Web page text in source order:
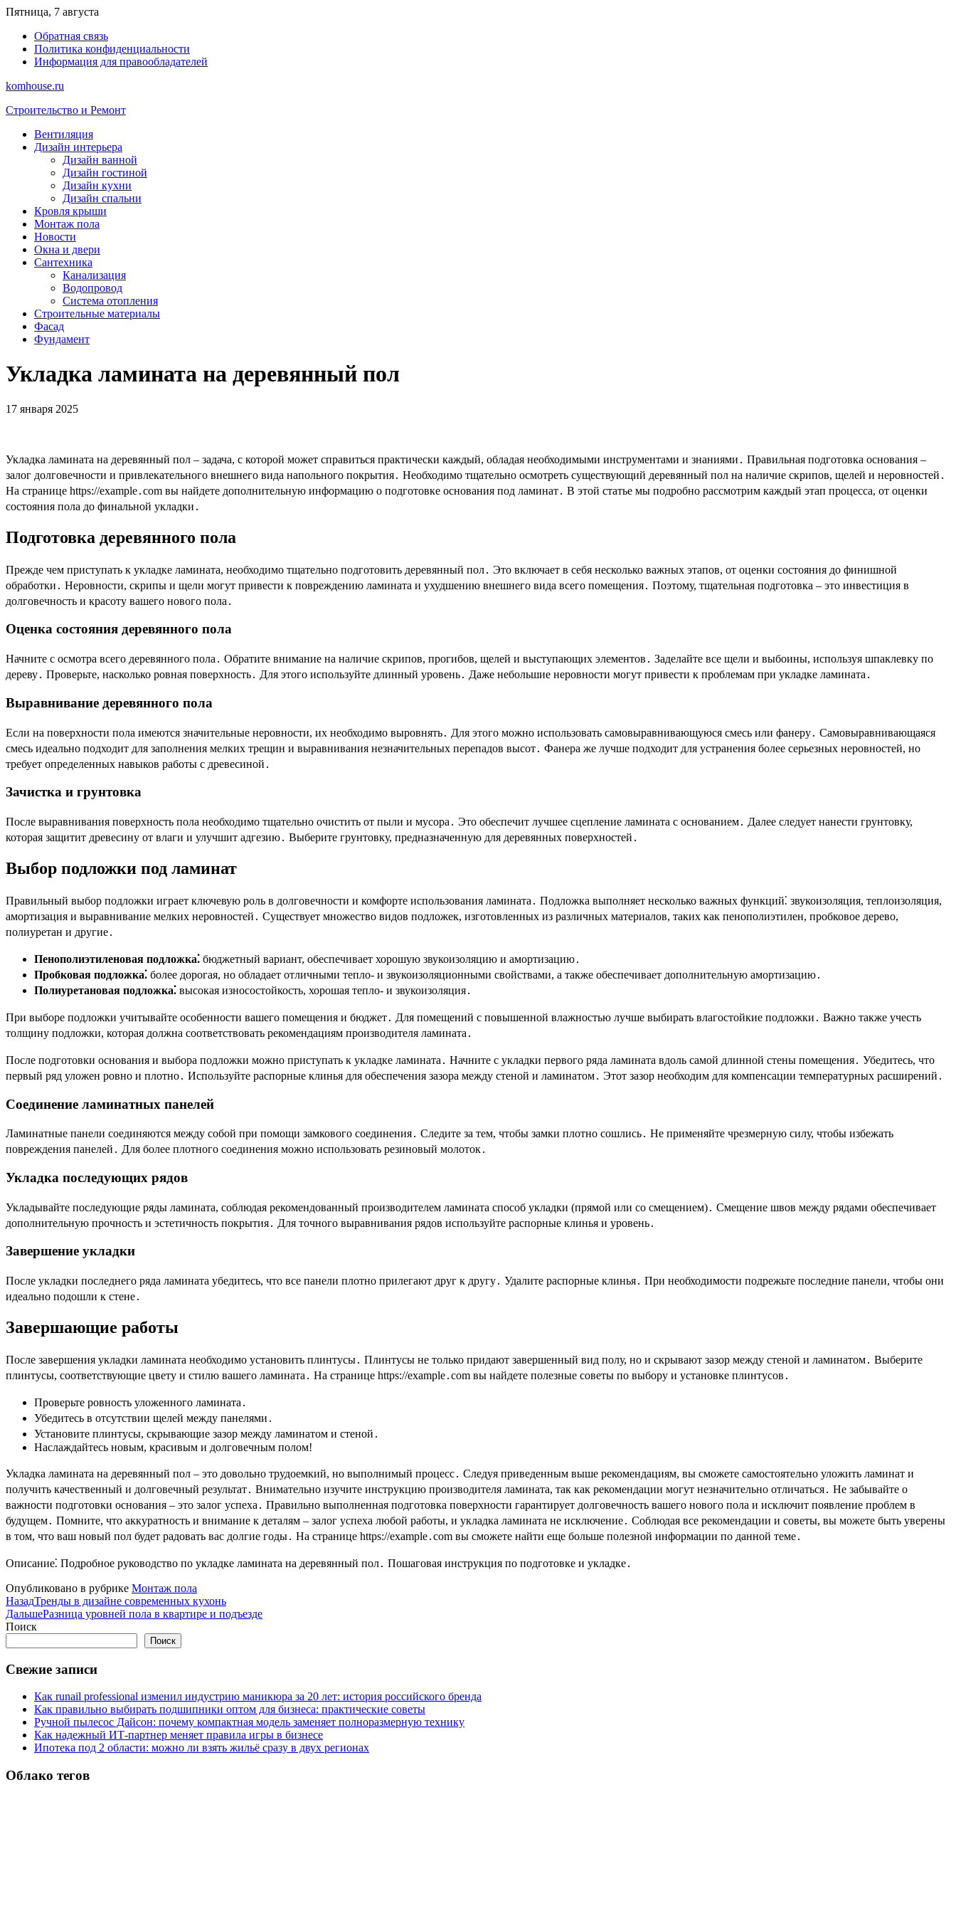
Перейти
содержимому
Пятница, 7 августа
Обратная связь
Политика конфиденциальности
Информация для правообладателей
komhouse.ru
Строительство и Ремонт
Вентиляция
Дизайн интерьера
Дизайн ванной
Дизайн гостиной
Дизайн кухни
Дизайн спальни
Кровля крыши
Монтаж пола
Новости
Окна и двери
Сантехника
Канализация
Водопровод
Система отопления
Строительные материалы
Фасад
Фундамент
Укладка ламината на деревянный пол
17 января 2025
Укладка ламината на деревянный пол – задача, с которой может справиться практически каждый, обладая необходимыми инструментами и знаниями․ Правильная подготовка основания –
залог долговечности и привлекательного внешнего вида напольного покрытия․ Необходимо тщательно осмотреть существующий деревянный пол на наличие скрипов, щелей и неровностей․
На странице https://example․com вы найдете дополнительную информацию о подготовке основания под ламинат․ В этой статье мы подробно рассмотрим каждый этап процесса, от оценки
состояния пола до финальной укладки․
Подготовка деревянного пола
Прежде чем приступать к укладке ламината, необходимо тщательно подготовить деревянный пол․ Это включает в себя несколько важных этапов, от оценки состояния до финишной
обработки․ Неровности, скрипы и щели могут привести к повреждению ламината и ухудшению внешнего вида всего помещения․ Поэтому, тщательная подготовка – это инвестиция в
долговечность и красоту вашего нового пола․
Оценка состояния деревянного пола
Начните с осмотра всего деревянного пола․ Обратите внимание на наличие скрипов, прогибов, щелей и выступающих элементов․ Заделайте все щели и выбоины, используя шпаклевку по
дереву․ Проверьте, насколько ровная поверхность․ Для этого используйте длинный уровень․ Даже небольшие неровности могут привести к проблемам при укладке ламината․
Выравнивание деревянного пола
Если на поверхности пола имеются значительные неровности, их необходимо выровнять․ Для этого можно использовать самовыравнивающуюся смесь или фанеру․ Самовыравнивающаяся
смесь идеально подходит для заполнения мелких трещин и выравнивания незначительных перепадов высот․ Фанера же лучше подходит для устранения более серьезных неровностей, но
требует определенных навыков работы с древесиной․
Зачистка и грунтовка
После выравнивания поверхность пола необходимо тщательно очистить от пыли и мусора․ Это обеспечит лучшее сцепление ламината с основанием․ Далее следует нанести грунтовку,
которая защитит древесину от влаги и улучшит адгезию․ Выберите грунтовку, предназначенную для деревянных поверхностей․
Выбор подложки под ламинат
Правильный выбор подложки играет ключевую роль в долговечности и комфорте использования ламината․ Подложка выполняет несколько важных функций⁚ звукоизоляция, теплоизоляция,
амортизация и выравнивание мелких неровностей․ Существует множество видов подложек, изготовленных из различных материалов, таких как пенополиэтилен, пробковое дерево,
полиуретан и другие․
Пенополиэтиленовая подложка⁚ бюджетный вариант, обеспечивает хорошую звукоизоляцию и амортизацию․
Пробковая подложка⁚ более дорогая, но обладает отличными тепло- и звукоизоляционными свойствами, а также обеспечивает дополнительную амортизацию․
Полиуретановая подложка⁚ высокая износостойкость, хорошая тепло- и звукоизоляция․
При выборе подложки учитывайте особенности вашего помещения и бюджет․ Для помещений с повышенной влажностью лучше выбирать влагостойкие подложки․ Важно также учесть
толщину подложки, которая должна соответствовать рекомендациям производителя ламината․
После подготовки основания и выбора подложки можно приступать к укладке ламината․ Начните с укладки первого ряда ламината вдоль самой длинной стены помещения․ Убедитесь, что
первый ряд уложен ровно и плотно․ Используйте распорные клинья для обеспечения зазора между стеной и ламинатом․ Этот зазор необходим для компенсации температурных расширений․
Соединение ламинатных панелей
Ламинатные панели соединяются между собой при помощи замкового соединения․ Следите за тем, чтобы замки плотно сошлись․ Не применяйте чрезмерную силу, чтобы избежать
повреждения панелей․ Для более плотного соединения можно использовать резиновый молоток․
Укладка последующих рядов
Укладывайте последующие ряды ламината, соблюдая рекомендованный производителем ламината способ укладки (прямой или со смещением)․ Смещение швов между рядами обеспечивает
дополнительную прочность и эстетичность покрытия․ Для точного выравнивания рядов используйте распорные клинья и уровень․
Завершение укладки
После укладки последнего ряда ламината убедитесь, что все панели плотно прилегают друг к другу․ Удалите распорные клинья․ При необходимости подрежьте последние панели, чтобы они
идеально подошли к стене․
Завершающие работы
После завершения укладки ламината необходимо установить плинтусы․ Плинтусы не только придают завершенный вид полу, но и скрывают зазор между стеной и ламинатом․ Выберите
плинтусы, соответствующие цвету и стилю вашего ламината․ На странице https://example․com вы найдете полезные советы по выбору и установке плинтусов․
Проверьте ровность уложенного ламината․
Убедитесь в отсутствии щелей между панелями․
Установите плинтусы, скрывающие зазор между ламинатом и стеной․
Наслаждайтесь новым, красивым и долговечным полом!
Укладка ламината на деревянный пол – это довольно трудоемкий, но выполнимый процесс․ Следуя приведенным выше рекомендациям, вы сможете самостоятельно уложить ламинат и
получить качественный и долговечный результат․ Внимательно изучите инструкцию производителя ламината, так как рекомендации могут незначительно отличаться․ Не забывайте о
важности подготовки основания – это залог успеха․ Правильно выполненная подготовка поверхности гарантирует долговечность вашего нового пола и исключит появление проблем в
будущем․ Помните, что аккуратность и внимание к деталям – залог успеха любой работы, и укладка ламината не исключение․ Соблюдая все рекомендации и советы, вы можете быть уверены
в том, что ваш новый пол будет радовать вас долгие годы․ На странице https://example․com вы сможете найти еще больше полезной информации по данной теме․
Описание⁚ Подробное руководство по укладке ламината на деревянный пол․ Пошаговая инструкция по подготовке и укладке․
Опубликовано в рубрике Монтаж пола
НазадТренды в дизайне современных кухонь
ДальшеРазница уровней пола в квартире и подъезде
Поиск
Поиск
Свежие записи
Как runail professional изменил индустрию маникюра за 20 лет: история российского бренда
Как правильно выбирать подшипники оптом для бизнеса: практические советы
Ручной пылесос Дайсон: почему компактная модель заменяет полноразмерную технику
Как надежный ИТ-партнер меняет правила игры в бизнесе
Ипотека под 2 области: можно ли взять жильё сразу в двух регионах
Облако тегов